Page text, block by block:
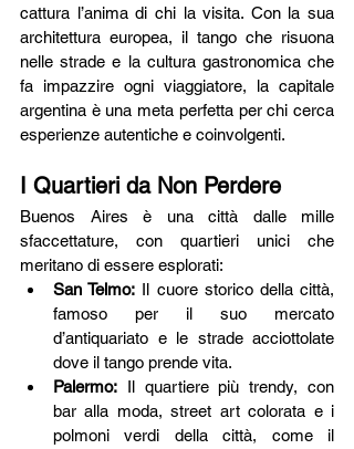
cattura l’anima di chi la visita. Con la sua
architettura europea, il tango che risuona
nelle strade e la cultura gastronomica che
fa impazzire ogni viaggiatore, la capitale
argentina è una meta perfetta per chi cerca
esperienze autentiche e coinvolgenti.
I Quartieri da Non Perdere
Buenos Aires è una città dalle mille
sfaccettature, con quartieri unici che
meritano di essere esplorati:
San Telmo: Il cuore storico della città,
famoso per il suo mercato
d’antiquariato e le strade acciottolate
dove il tango prende vita.
Palermo: Il quartiere più trendy, con
bar alla moda, street art colorata e i
polmoni verdi della città, come il